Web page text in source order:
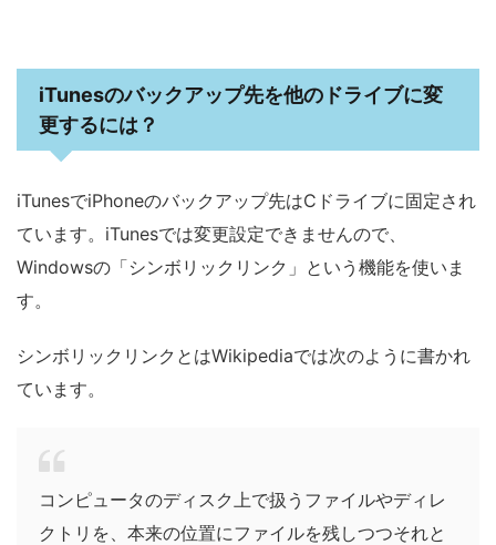
iTunesのバックアップ先を他のドライブに変
更するには？
iTunesでiPhoneのバックアップ先はCドライブに固定され
ています。iTunesでは変更設定できませんので、
Windowsの「シンボリックリンク」という機能を使いま
す。
シンボリックリンクとはWikipediaでは次のように書かれ
ています。
コンピュータのディスク上で扱うファイルやディレ
クトリを、本来の位置にファイルを残しつつそれと